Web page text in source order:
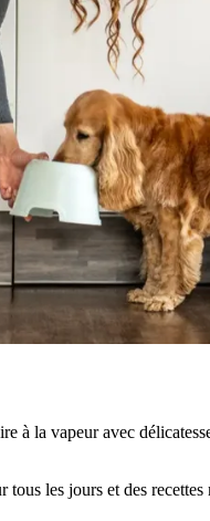
à la vapeur avec
les jours et des